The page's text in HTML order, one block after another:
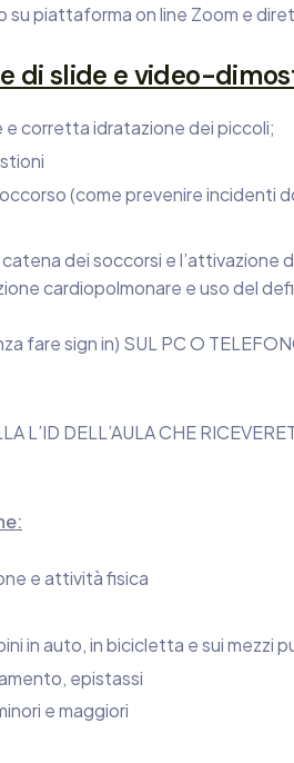
su piattaforma on line Zoom e
di slide e video-
e corretta idratazione dei piccoli;
(come prevenire incidenti
dei soccorsi e l’attivazione
cardiopolmonare e uso del
fare sign in) SUL PC O
L’ID DELL’AULA CHE
e attività fisica
in auto, in bicicletta e sui mezzi
epistassi
e maggiori